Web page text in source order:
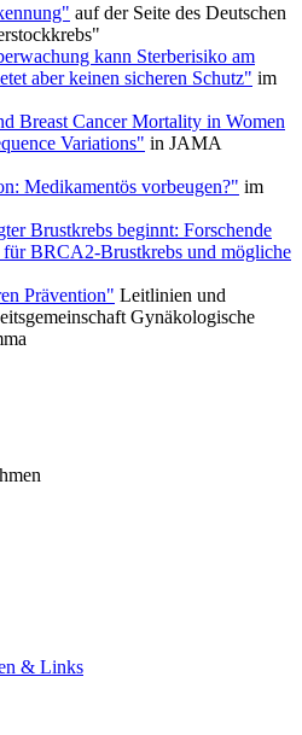
auf der Seite des Deutschen
kann Sterberisiko am
aber keinen sicheren Schutz" im
Breast Cancer Mortality in Women
Variations" in JAMA
Medikamentös vorbeugen?" im
Brustkrebs beginnt: Forschende
BRCA2-Brustkrebs und mögliche
Prävention" Leitlinien und
Gynäkologische
& Links